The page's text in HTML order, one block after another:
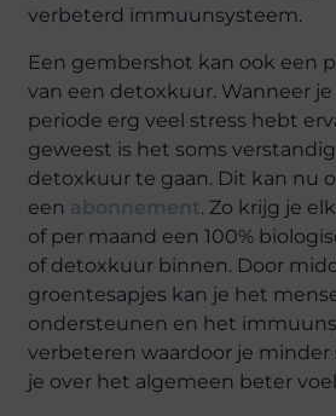
verbeterd immuunsysteem.
Een gembershot kan ook een
van een detoxkuur. Wanneer
periode erg veel stress hebt
geweest is het soms
detoxkuur te gaan. Dit kan nu
een abonnement. Zo krijg je
of per maand een 100%
of detoxkuur binnen. Door
groentesapjes kan je het
ondersteunen en het
verbeteren waardoor je minder
je over het algemeen beter